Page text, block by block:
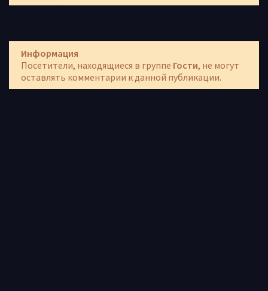
Информация
Посетители, находящиеся в группе Гости, не могут
оставлять комментарии к данной публикации.